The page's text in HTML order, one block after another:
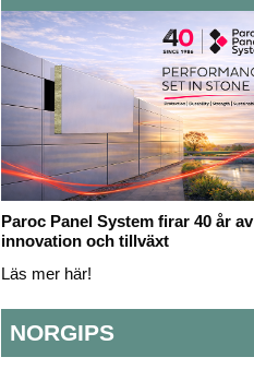
Paroc Panel System firar 40 år av
innovation och tillväxt
Läs mer här!
NORGIPS